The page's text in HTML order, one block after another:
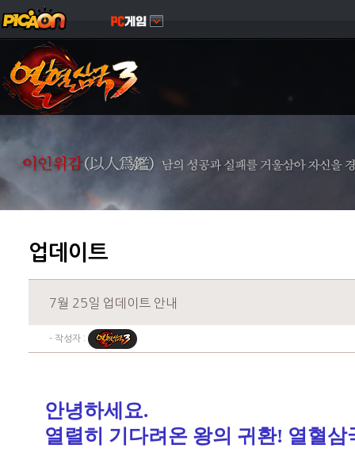
업데이트
7월 25일 업데이트 안내
- 작성자 :
안녕하세요.
열렬히 기다려온 왕의 귀환! 열혈삼